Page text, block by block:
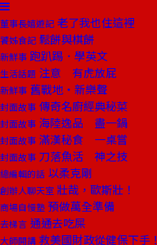
董事長嬉遊記 老了我也住這裡
饕姊食記 鬆餅與棋餅
新鮮事 跑趴踢．學英文
生活話題 注意 有虎放屁
新鮮事 舊戰地‧新樂聲
封面故事 傳奇名廚經典秘菜
封面故事 海陸逸品 盡一鍋
封面故事 滿漢秘食 一桌嘗
封面故事 刀落魚活 神之技
總編輯的話 以柔克剛
創辦人聊天室 壯哉，歐斯壯！
商場自慢塾 預做萬全準備
去梯言 通通去吃屎
大師開講 救美國財政從健保下手！